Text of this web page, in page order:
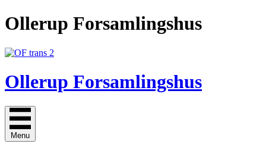
Gå
til
Ollerup Forsamlingshus
Ollerup Forsamlingshus
Menu